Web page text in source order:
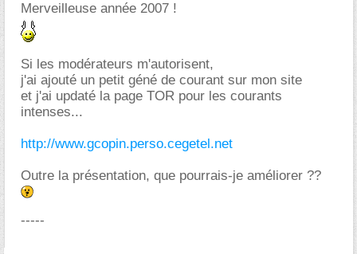
Merveilleuse année 2007 !
Si les modérateurs m'autorisent,
j'ai ajouté un petit géné de courant sur mon site
et j'ai updaté la page TOR pour les courants
intenses...
http://www.gcopin.perso.cegetel.net
Outre la présentation, que pourrais-je améliorer ??
-----